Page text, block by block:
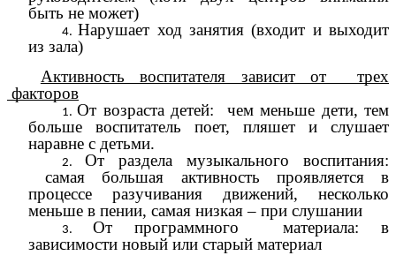
быть не может)
Нарушает ход занятия (входит и выходит
из зала)
Активность воспитателя зависит от трех
факторов
От возраста детей: чем меньше дети, тем
больше воспитатель поет, пляшет и слушает
наравне с детьми.
От раздела музыкального воспитания:
самая большая активность проявляется в
процессе разучивания движений, несколько
меньше в пении, самая низкая – при слушании
От программного материала: в
зависимости новый или старый материал